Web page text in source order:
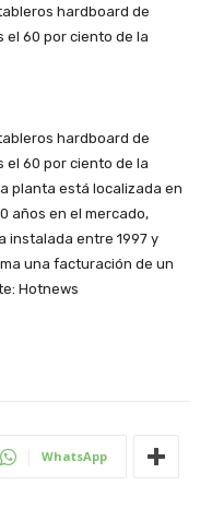
hardboard de
el 60 por ciento de la
hardboard de
el 60 por ciento de la
planta está localizada en
años en el mercado,
instalada entre 1997 y
una facturación de un
Hotnews
WhatsApp